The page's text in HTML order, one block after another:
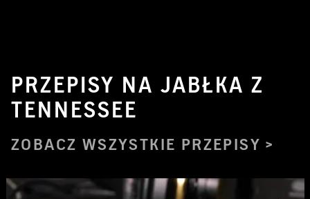
PRZEPISY NA JABŁKA Z
TENNESSEE
ZOBACZ WSZYSTKIE PRZEPISY